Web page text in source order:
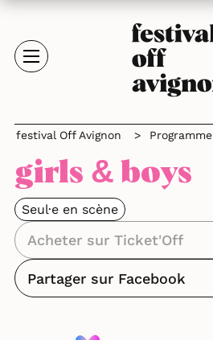
festival Off Avignon > Programme
girls & boys
Seul·e en scène
Acheter sur Ticket'Off
Partager sur Facebook